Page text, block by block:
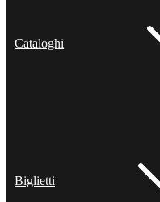
Cataloghi
Biglietti